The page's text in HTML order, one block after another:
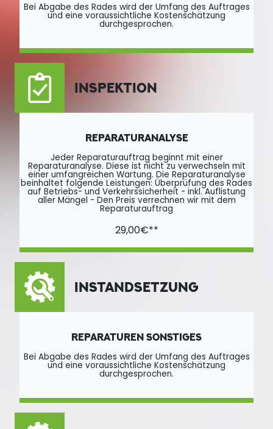
Bei Abgabe des Rades wird der Umfang des Auftrages
und eine voraussichtliche Kostenschätzung
durchgesprochen.
INSPEKTION
REPARATURANALYSE
Jeder Reparaturauftrag beginnt mit einer
Reparaturanalyse. Diese ist nicht zu verwechseln mit
einer umfangreichen Wartung. Die Reparaturanalyse
beinhaltet folgende Leistungen: Überprüfung des Rades
auf Betriebs- und Verkehrssicherheit - inkl. Auflistung
aller Mängel - Den Preis verrechnen wir mit dem
Reparaturauftrag
29,00€**
INSTANDSETZUNG
REPARATUREN SONSTIGES
Bei Abgabe des Rades wird der Umfang des Auftrages
und eine voraussichtliche Kostenschätzung
durchgesprochen.